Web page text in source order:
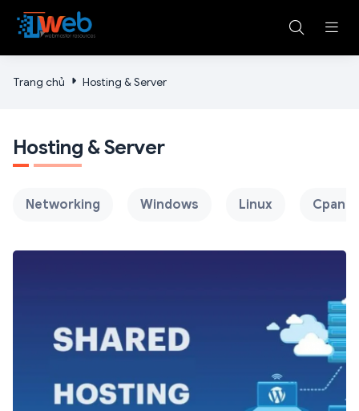
Trang chủ Hosting & Server
Hosting & Server
Networking Windows Linux Cpanel